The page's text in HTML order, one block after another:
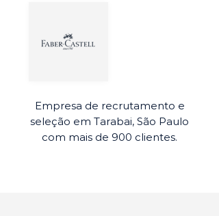
Empresa de recrutamento e
seleção em Tarabai, São Paulo
com mais de 900 clientes.